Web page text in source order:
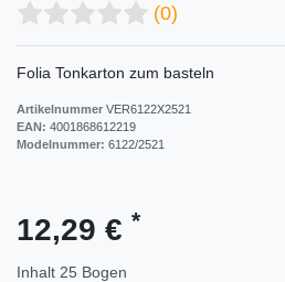
(0)
Folia Tonkarton zum basteln
Artikelnummer VER6122X2521
EAN: 4001868612219
Modelnummer: 6122/2521
12,29 € *
Inhalt 25 Bogen